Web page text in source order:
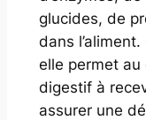
glucides, de
dans
elle permet au
digestif à
assurer une